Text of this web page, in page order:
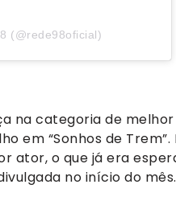
(@rede98oficial)
na categoria de
em “Sonhos de
ator, o que já era
no início do mês.